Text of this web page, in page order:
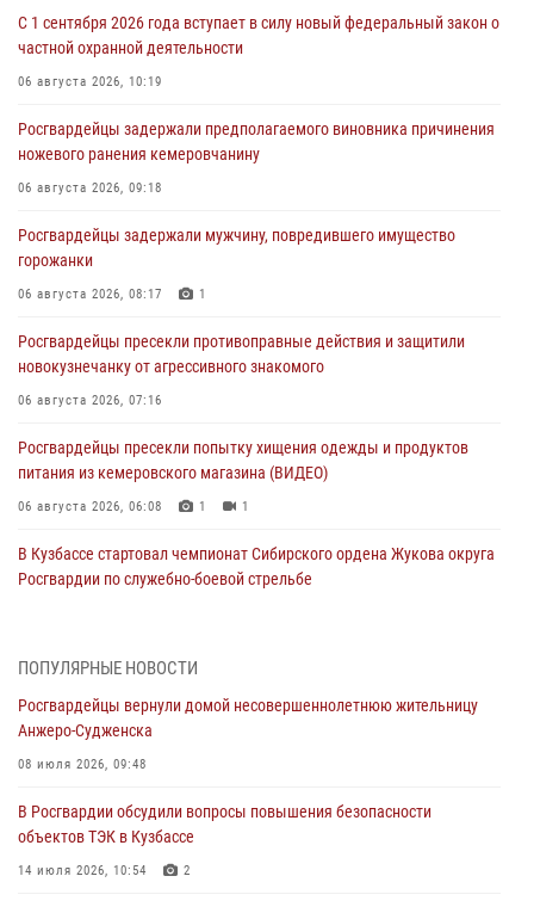
С 1 сентября 2026 года вступает в силу новый федеральный закон о
частной охранной деятельности
06 августа 2026, 10:19
Росгвардейцы задержали предполагаемого виновника причинения
ножевого ранения кемеровчанину
06 августа 2026, 09:18
Росгвардейцы задержали мужчину, повредившего имущество
горожанки
06 августа 2026, 08:17 1
Росгвардейцы пресекли противоправные действия и защитили
новокузнечанку от агрессивного знакомого
06 августа 2026, 07:16
Росгвардейцы пресекли попытку хищения одежды и продуктов
питания из кемеровского магазина (ВИДЕО)
06 августа 2026, 06:08 1 1
В Кузбассе стартовал чемпионат Сибирского ордена Жукова округа
Росгвардии по служебно-боевой стрельбе
Росгвардейцы задержали в Кемерове дебошира, устроившего
05 августа 2026, 09:30
Росгвардейцы задержали участника драки, причинившего побои
05 августа 2026, 08:50
Росгвардейцы пресекли нарушение общественного порядка на
ПОПУЛЯРНЫЕ НОВОСТИ
Росгвардейцы вернули домой несовершеннолетнюю жительницу
Анжеро-Судженска
08 июля 2026, 09:48
В Росгвардии обсудили вопросы повышения безопасности
объектов ТЭК в Кузбассе
14 июля 2026, 10:54 2